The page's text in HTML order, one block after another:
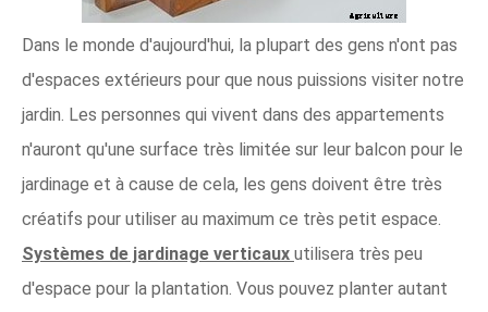
Dans le monde d'aujourd'hui, la plupart des gens n'ont pas
d'espaces extérieurs pour que nous puissions visiter notre
jardin. Les personnes qui vivent dans des appartements
n'auront qu'une surface très limitée sur leur balcon pour le
jardinage et à cause de cela, les gens doivent être très
créatifs pour utiliser au maximum ce très petit espace.
Systèmes de jardinage verticaux utilisera très peu
d'espace pour la plantation. Vous pouvez planter autant